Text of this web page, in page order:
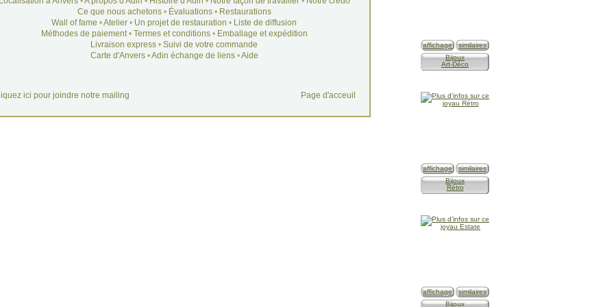
Ce que nous achetons• Évaluations• Restaurations
Wall of fame •Atelier • Un projet de restauration • Liste de diffusion
Méthodes de paiement• Termes et conditions• Emballage et expédition
Livraison express • Suivi de votre commande
Carte d'Anvers•Adin échange de liens•Aide
ici pour joindre notre mailing Page d'acceuil
affichage
similaires
Bijoux
Art-Déco
affichage
similaires
Bijoux
Rétro
affichage
similaires
Bijoux